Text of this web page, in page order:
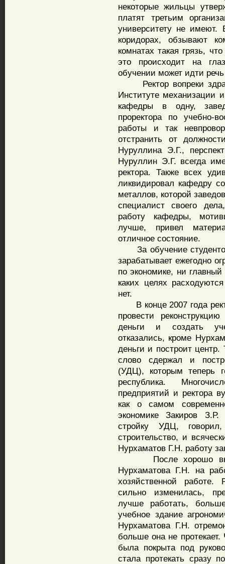
некоторые жильцы
платят третьим
университету не
коридорах, обзывают
комнатах такая грязь,
это происходит на
обучении может идти
Ректор вопреки
Институте механизации
кафедры в одну,
проректора по учебно-
работы и так
отстранить от
Нуруллина Э.Г.,
Нуруллин Э.Г. всегда
ректора. Также всех
ликвидировал кафедру
металлов, которой
специалист своего
работу кафедры,
лучше, привел
отличное состояние.
За обучение
зарабатывает ежегодно
по экономике, ни
каких целях
нет.
В конце 2007 года
провести
деньги и создать
отказались, кроме
деньги и построит
слово сдержал и
(УДЦ), которым теперь
республика.
предприятий и ректора
как о самом
экономике Закиров
стройку УДЦ,
строительство, и
Нурхаматов Г.Н. работу
После хорошо
Нурхаматова Г.Н. на
хозяйственной
сильно изменилась,
лучше работать,
учебное здание
Нурхаматова Г.Н.
больше она не
была покрыта под
стала протекать сразу